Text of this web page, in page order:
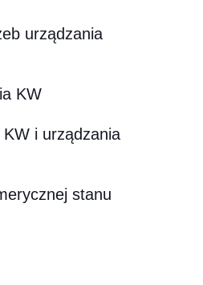
urządzania
KW
KW i urządzania
stanu